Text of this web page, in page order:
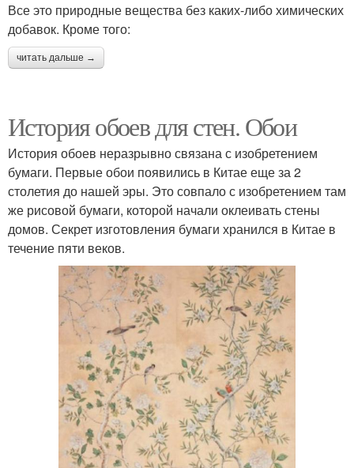
Все это природные вещества без каких-либо химических
добавок. Кроме того:
читать дальше →
История обоев для стен. Обои
История обоев неразрывно связана с изобретением
бумаги. Первые обои появились в Китае еще за 2
столетия до нашей эры. Это совпало с изобретением там
же рисовой бумаги, которой начали оклеивать стены
домов. Секрет изготовления бумаги хранился в Китае в
течение пяти веков.